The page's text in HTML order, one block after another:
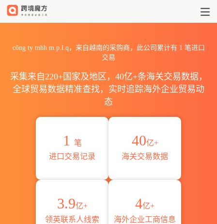
công ty tnhh m.p.l.q，来自越南的采购商，此公司累计有 1 笔进口
交易
采集来自220+国家及地区，40亿+条海关交易数据，
全球贸易数据精准查找，实时追踪海外企业贸易动
态
1
笔
进口交易记录
40亿+
海关交易数据
3.9亿+
领英联系人线索
4亿+
海外企业工商信息